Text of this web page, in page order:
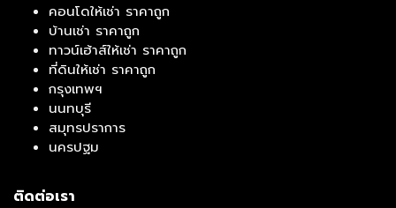
คอนโดให้เช่า ราคาถูก
บ้านเช่า ราคาถูก
ทาวน์เฮ้าส์ให้เช่า ราคาถูก
ที่ดินให้เช่า ราคาถูก
กรุงเทพฯ
นนทบุรี
สมุทรปราการ
นครปฐม
ติดต่อเรา